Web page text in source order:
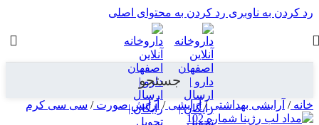
رد کردن به ناوبری رد کردن به محتوای اصلی
جستجو
خانه / آرایشی بهداشتی/ آرایشی / آرایش صورت / سی سی کرم